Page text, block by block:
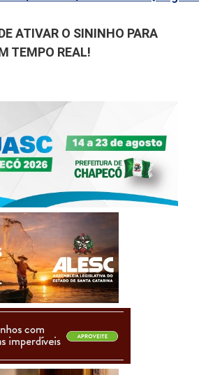
ATIVAR O SININHO PARA
TEMPO REAL!